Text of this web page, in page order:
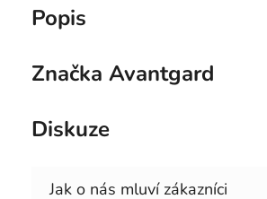
Popis
Značka Avantgard
Diskuze